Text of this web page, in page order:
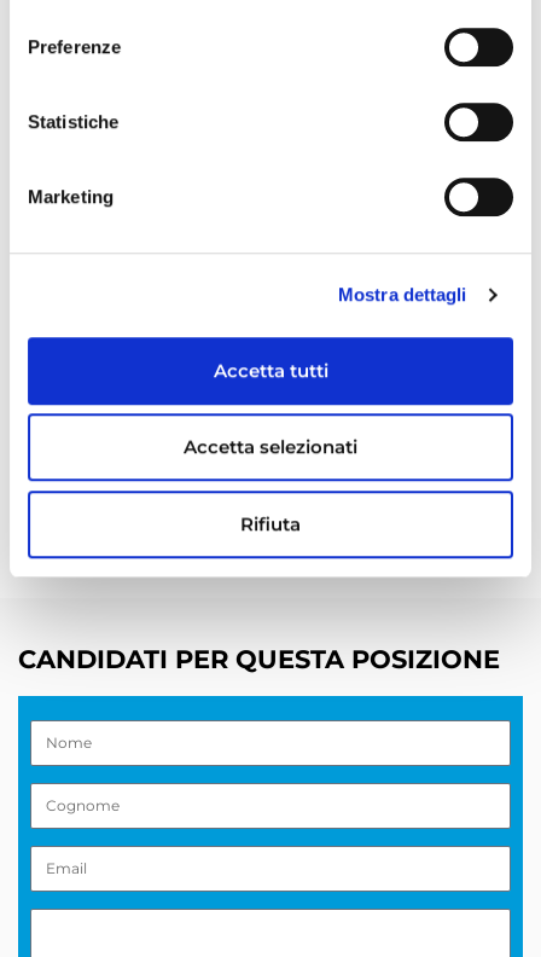
Preferenze
Statistiche
Marketing
Mostra dettagli
Accetta tutti
Accetta selezionati
Rifiuta
l’autorizzazione al trattamento dei dati personali
contenuti nel Curriculum Vitae ai sensi del D. Lgs.
196/2003 e all’art. 13 GDPR (Regolamento UE
2016/679) ai fini della ricerca e selezione del
I dati richiesti verranno trattati esclusivamente ai
L’annuncio è rivolto a candidati di ambo i sessi.
della parità di genere e con l’impegno di
sostenere l’inclusività e la diversity
CANDIDATI PER QUESTA POSIZIONE